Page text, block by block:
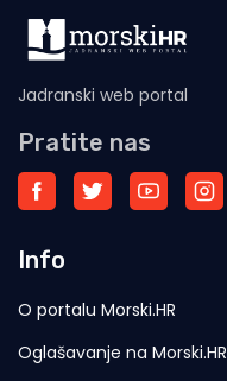
Jadranski web portal
Pratite nas
Info
O portalu Morski.HR
Oglašavanje na Morski.HR